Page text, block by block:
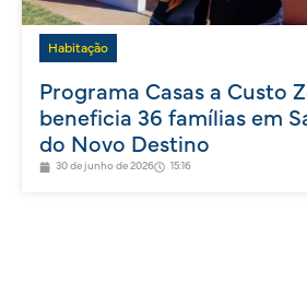
Habitação
Programa Casas a Custo
beneficia 36 famílias em
do Novo Destino
30 de junho de 2026 15:16